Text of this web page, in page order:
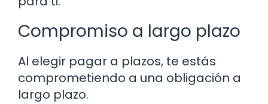
Compromiso a largo plazo
Al elegir pagar a plazos, te estás
comprometiendo a una obligación a
largo plazo.